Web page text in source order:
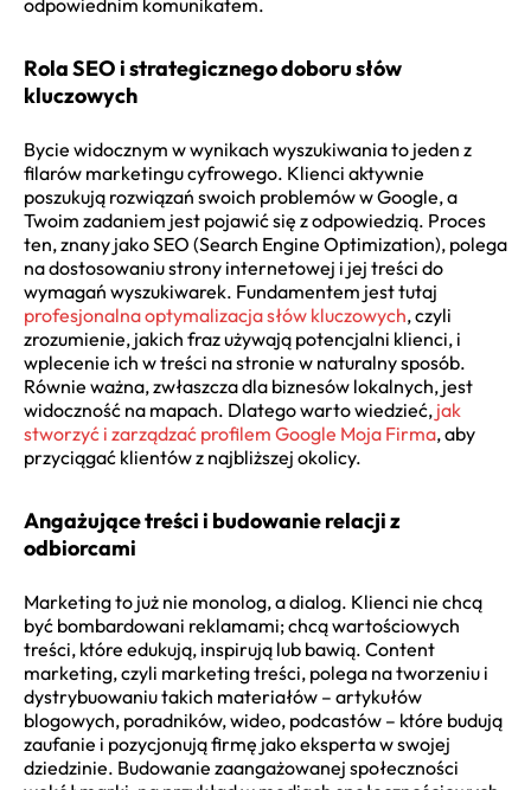
Rola SEO i strategicznego doboru słów
kluczowych
Bycie widocznym w wynikach wyszukiwania to jeden z
filarów marketingu cyfrowego. Klienci aktywnie
poszukują rozwiązań swoich problemów w Google, a
Twoim zadaniem jest pojawić się z odpowiedzią. Proces
ten, znany jako SEO (Search Engine Optimization), polega
na dostosowaniu strony internetowej i jej treści do
wymagań wyszukiwarek. Fundamentem jest tutaj
profesjonalna optymalizacja słów kluczowych, czyli
zrozumienie, jakich fraz używają potencjalni klienci, i
wplecenie ich w treści na stronie w naturalny sposób.
Równie ważna, zwłaszcza dla biznesów lokalnych, jest
widoczność na mapach. Dlatego warto wiedzieć, jak
stworzyć i zarządzać profilem Google Moja Firma, aby
przyciągać klientów z najbliższej okolicy.
Angażujące treści i budowanie relacji z
odbiorcami
Marketing to już nie monolog, a dialog. Klienci nie chcą
być bombardowani reklamami; chcą wartościowych
treści, które edukują, inspirują lub bawią. Content
marketing, czyli marketing treści, polega na tworzeniu i
dystrybuowaniu takich materiałów – artykułów
blogowych, poradników, wideo, podcastów – które budują
zaufanie i pozycjonują firmę jako eksperta w swojej
dziedzinie. Budowanie zaangażowanej społeczności